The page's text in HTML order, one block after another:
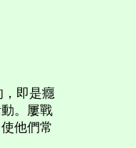
即是癮
。屢戰
他們常